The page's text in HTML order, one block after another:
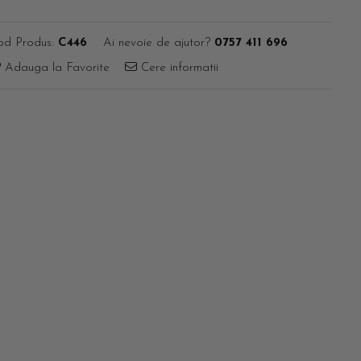
Produs: C446 Ai nevoie de ajutor? 0757 411 696
Adauga la Favorite Cere informatii